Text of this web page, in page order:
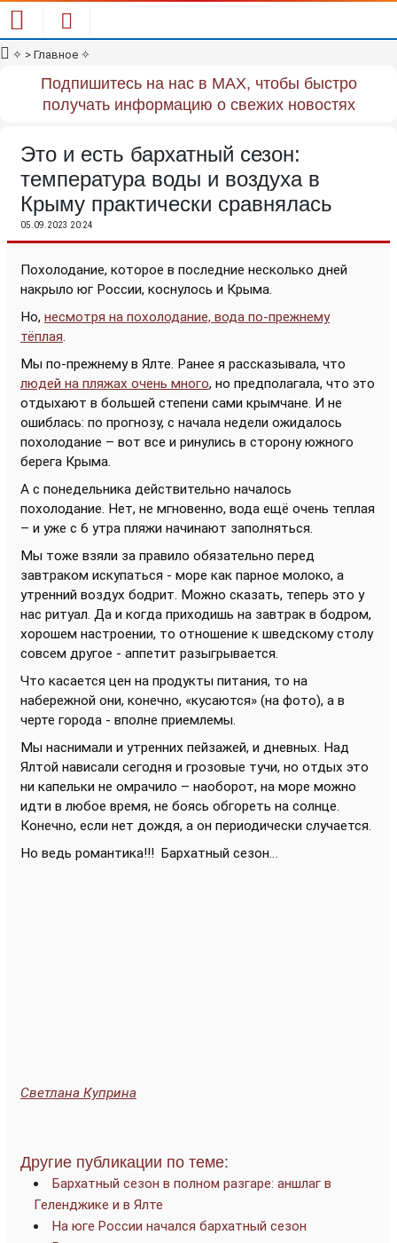
✧ > Главное ✧
Подпишитесь на нас в MAX, чтобы быстро
получать информацию о свежих новостях
Это и есть бархатный сезон:
температура воды и воздуха в
Крыму практически сравнялась
05.09.2023 20:24
Похолодание, которое в последние несколько дней
накрыло юг России, коснулось и Крыма.
Но, несмотря на похолодание, вода по-прежнему
тёплая.
Мы по-прежнему в Ялте. Ранее я рассказывала, что
людей на пляжах очень много, но предполагала, что это
отдыхают в большей степени сами крымчане. И не
ошиблась: по прогнозу, с начала недели ожидалось
похолодание – вот все и ринулись в сторону южного
берега Крыма.
А с понедельника действительно началось
похолодание. Нет, не мгновенно, вода ещё очень теплая
– и уже с 6 утра пляжи начинают заполняться.
Мы тоже взяли за правило обязательно перед
завтраком искупаться - море как парное молоко, а
утренний воздух бодрит. Можно сказать, теперь это у
нас ритуал. Да и когда приходишь на завтрак в бодром,
хорошем настроении, то отношение к шведскому столу
совсем другое - аппетит разыгрывается.
Что касается цен на продукты питания, то на
набережной они, конечно, «кусаются» (на фото), а в
черте города - вполне приемлемы.
Мы наснимали и утренних пейзажей, и дневных. Над
Ялтой нависали сегодня и грозовые тучи, но отдых это
ни капельки не омрачило – наоборот, на море можно
идти в любое время, не боясь обгореть на солнце.
Конечно, если нет дождя, а он периодически случается.
Но ведь романтика!!! Бархатный сезон…
Светлана Куприна
Другие публикации по теме:
Бархатный сезон в полном разгаре: аншлаг в
Геленджике и в Ялте
На юге России начался бархатный сезон